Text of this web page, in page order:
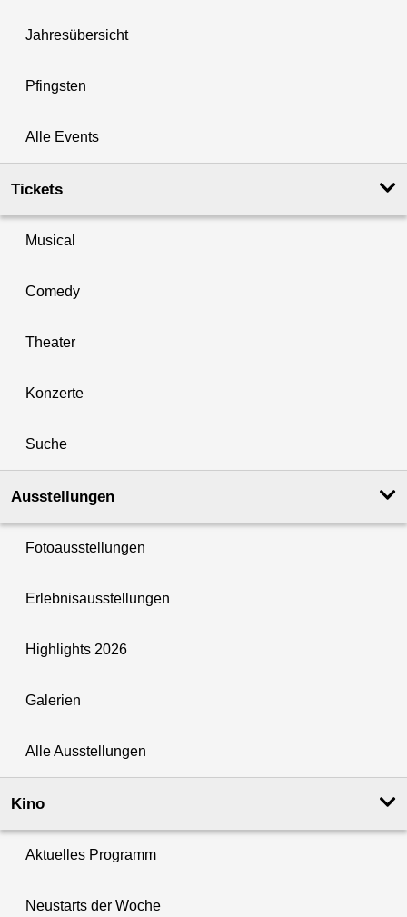
Jahresübersicht
Pfingsten
Alle Events
Tickets
Musical
Comedy
Theater
Konzerte
Suche
Ausstellungen
Fotoausstellungen
Erlebnisausstellungen
Highlights 2026
Galerien
Alle Ausstellungen
Kino
Aktuelles Programm
Neustarts der Woche